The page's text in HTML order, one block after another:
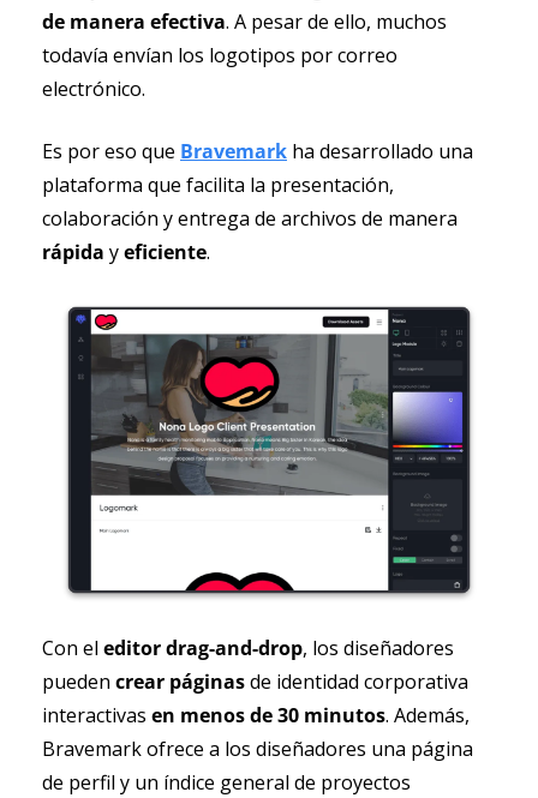
de manera efectiva. A pesar de ello, muchos
todavía envían los logotipos por correo
electrónico.
Es por eso que Bravemark ha desarrollado una
plataforma que facilita la presentación,
colaboración y entrega
rápida y eficiente.
Con el editor drag-and-drop, los diseñadores
pueden crear páginas de identidad corporativa
interactivas en menos de 30 minutos. Además,
Bravemark ofrece a los diseñadores una página
de perfil y un índice general de proyectos